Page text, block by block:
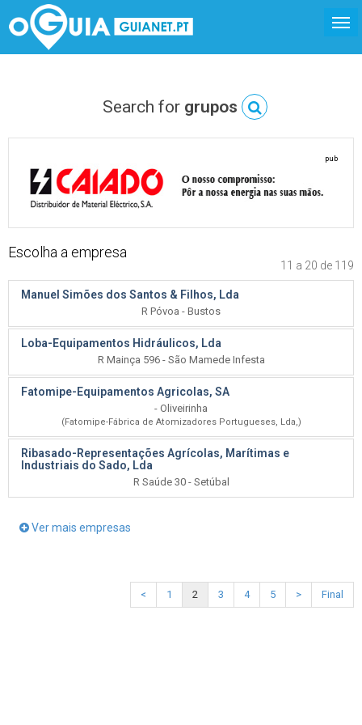
Search for grupos
pub
Escolha a empresa
11 a 20 de 119
Manuel Simões dos Santos & Filhos, Lda
R Póvoa - Bustos
Loba-Equipamentos Hidráulicos, Lda
R Mainça 596 - São Mamede Infesta
Fatomipe-Equipamentos Agricolas, SA
- Oliveirinha
(Fatomipe-Fábrica de Atomizadores Portugueses, Lda,)
Ribasado-Representações Agrícolas, Marítimas e
Industriais do Sado, Lda
R Saúde 30 - Setúbal
Ver mais empresas
< 1 2 3 4 5 > Final